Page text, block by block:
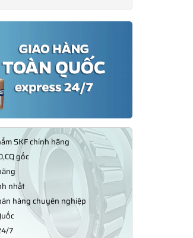
SKF chính hãng
gốc
nhất
hàng chuyên nghiệp
7